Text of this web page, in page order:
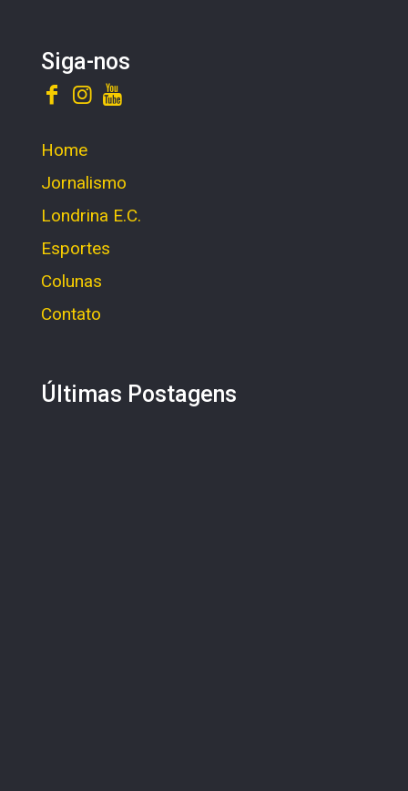
Siga-nos
Home
Jornalismo
Londrina E.C.
Esportes
Colunas
Contato
Últimas Postagens